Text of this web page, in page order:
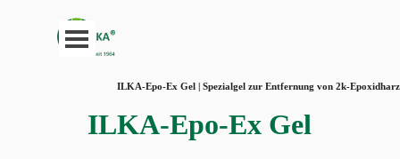
Menü überspringen
ILKA-Epo-Ex Gel | Spezialgel zur Entfernung von 2k-Epoxidharz
ILKA-Epo-Ex Gel